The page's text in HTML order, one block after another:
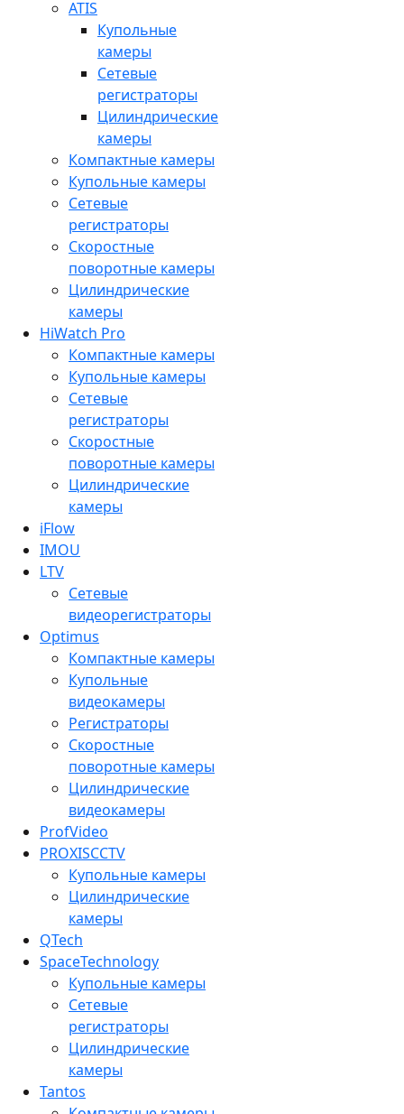
ATIS
Купольные
камеры
Сетевые
регистраторы
Цилиндрические
камеры
Компактные камеры
Купольные камеры
Сетевые
регистраторы
Скоростные
поворотные камеры
Цилиндрические
камеры
HiWatch Pro
Компактные камеры
Купольные камеры
Сетевые
регистраторы
Скоростные
поворотные камеры
Цилиндрические
камеры
iFlow
IMOU
LTV
Сетевые
видеорегистраторы
Optimus
Компактные камеры
Купольные
видеокамеры
Регистраторы
Скоростные
поворотные камеры
Цилиндрические
видеокамеры
ProfVideo
PROXISCCTV
Купольные камеры
Цилиндрические
камеры
QTech
SpaceTechnology
Купольные камеры
Сетевые
регистраторы
Цилиндрические
камеры
Tantos